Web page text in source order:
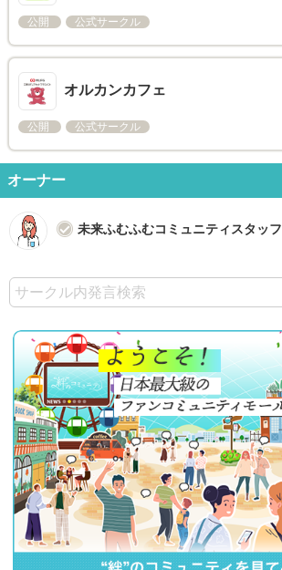
公開 公式サークル
オルカンカフェ
公開 公式サークル
オーナー
未来ふむふむコミュニティスタッフ